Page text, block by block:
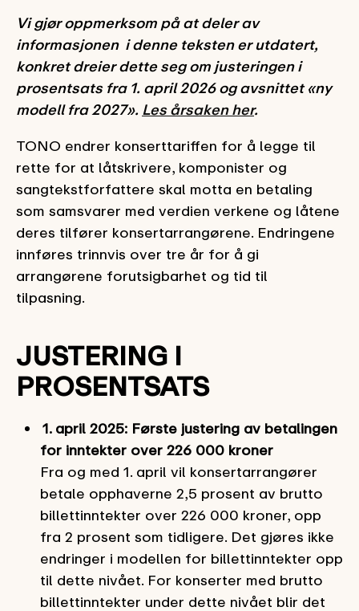
Vi gjør oppmerksom på at deler av
informasjonen i denne teksten er utdatert,
konkret dreier dette seg om justeringen i
prosentsats fra 1. april 2026 og avsnittet «ny
modell fra 2027». Les årsaken her.
TONO endrer konserttariffen for å legge til
rette for at låtskrivere, komponister og
sangtekstforfattere skal motta en betaling
som samsvarer med verdien verkene og låtene
deres tilfører konsertarrangørene. Endringene
innføres trinnvis over tre år for å gi
arrangørene forutsigbarhet og tid til
tilpasning.
JUSTERING I
PROSENTSATS
1. april 2025: Første justering av betalingen
for inntekter over 226 000 kroner
Fra og med 1. april vil konsertarrangører
betale opphaverne 2,5 prosent av brutto
billettinntekter over 226 000 kroner, opp
fra 2 prosent som tidligere. Det gjøres ikke
endringer i modellen for billettinntekter opp
til dette nivået. For konserter med brutto
billettinntekter under dette nivået blir det